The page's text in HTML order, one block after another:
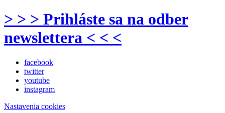
> > > Prihláste sa na odber
newslettera < < <
facebook
twitter
youtube
instagram
Nastavenia cookies